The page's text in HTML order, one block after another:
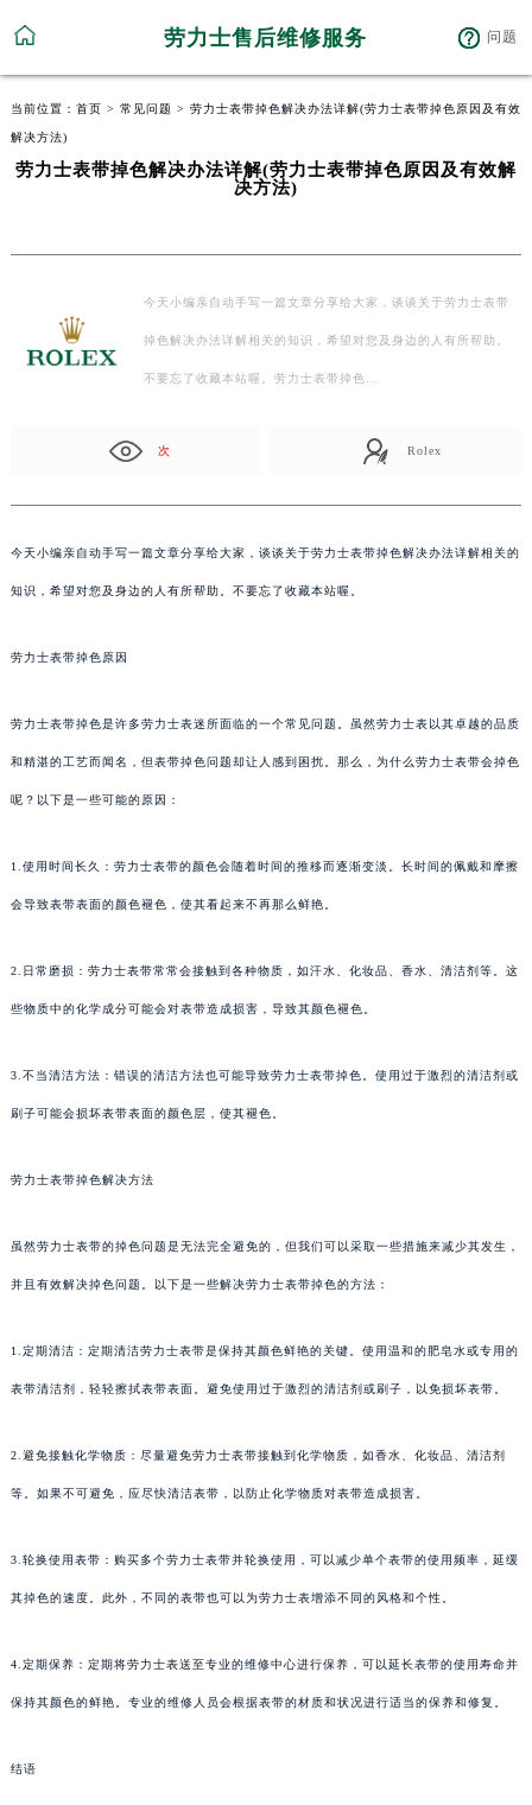
劳力士售后维修服务 问题
当前位置： 首页 > 常见问题 > 劳力士表带掉色解决办法详解(劳力士表带掉色原因及有效
解决方法)
劳力士表带掉色解决办法详解(劳力士表带掉色原因及有效解
决方法)
今天小编亲自动手写一篇文章分享给大家，谈谈关于劳力士表带
掉色解决办法详解相关的知识，希望对您及身边的人有所帮助。
不要忘了收藏本站喔。劳力士表带掉色…
次 Rolex
今天小编亲自动手写一篇文章分享给大家，谈谈关于劳力士表带掉色解决办法详解相关的
知识，希望对您及身边的人有所帮助。不要忘了收藏本站喔。
劳力士表带掉色原因
劳力士表带掉色是许多劳力士表迷所面临的一个常见问题。虽然劳力士表以其卓越的品质
和精湛的工艺而闻名，但表带掉色问题却让人感到困扰。那么，为什么劳力士表带会掉色
呢？以下是一些可能的原因：
1.使用时间长久：劳力士表带的颜色会随着时间的推移而逐渐变淡。长时间的佩戴和摩擦
会导致表带表面的颜色褪色，使其看起来不再那么鲜艳。
2.日常磨损：劳力士表带常常会接触到各种物质，如汗水、化妆品、香水、清洁剂等。这
些物质中的化学成分可能会对表带造成损害，导致其颜色褪色。
3.不当清洁方法：错误的清洁方法也可能导致劳力士表带掉色。使用过于激烈的清洁剂或
刷子可能会损坏表带表面的颜色层，使其褪色。
劳力士表带掉色解决方法
虽然劳力士表带的掉色问题是无法完全避免的，但我们可以采取一些措施来减少其发生，
并且有效解决掉色问题。以下是一些解决劳力士表带掉色的方法：
1.定期清洁：定期清洁劳力士表带是保持其颜色鲜艳的关键。使用温和的肥皂水或专用的
表带清洁剂，轻轻擦拭表带表面。避免使用过于激烈的清洁剂或刷子，以免损坏表带。
2.避免接触化学物质：尽量避免劳力士表带接触到化学物质，如香水、化妆品、清洁剂
等。如果不可避免，应尽快清洁表带，以防止化学物质对表带造成损害。
3.轮换使用表带：购买多个劳力士表带并轮换使用，可以减少单个表带的使用频率，延缓
其掉色的速度。此外，不同的表带也可以为劳力士表增添不同的风格和个性。
4.定期保养：定期将劳力士表送至专业的维修中心进行保养，可以延长表带的使用寿命并
保持其颜色的鲜艳。专业的维修人员会根据表带的材质和状况进行适当的保养和修复。
结语